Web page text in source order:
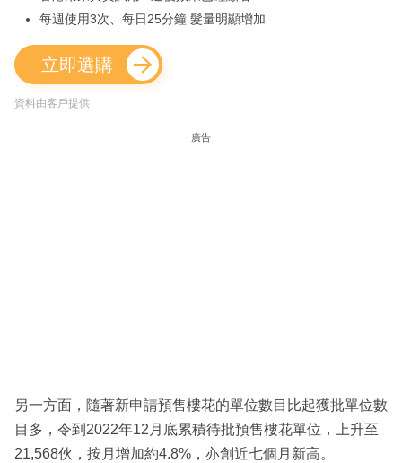
每週使用3次、每日25分鐘 髮量明顯增加
立即選購
資料由客戶提供
廣告
另一方面，隨著新申請預售樓花的單位數目比起獲批單位數
目多，令到2022年12月底累積待批預售樓花單位，上升至
21,568伙，按月增加約4.8%，亦創近七個月新高。